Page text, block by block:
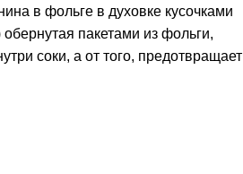
в фольге в духовке кусочками
пакетами из фольги,
соки, а от того, предотвращает